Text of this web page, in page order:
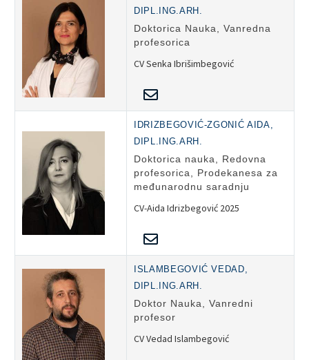
DIPL.ING.ARH.
Doktorica Nauka, Vanredna
profesorica
CV Senka Ibrišimbegović
IDRIZBEGOVIĆ-ZGONIĆ AIDA,
DIPL.ING.ARH.
Doktorica nauka, Redovna
profesorica, Prodekanesa za
međunarodnu saradnju
CV-Aida Idrizbegović 2025
ISLAMBEGOVIĆ VEDAD,
DIPL.ING.ARH.
Doktor Nauka, Vanredni
profesor
CV Vedad Islambegović